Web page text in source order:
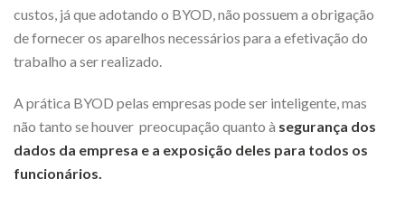
custos, já que adotando o BYOD, não possuem a obrigação
de fornecer os aparelhos necessários para a efetivação do
trabalho a ser realizado.
A prática BYOD pelas empresas pode ser inteligente, mas
não tanto se houver preocupação quanto à segurança dos
dados da empresa e a exposição deles para todos os
funcionários.